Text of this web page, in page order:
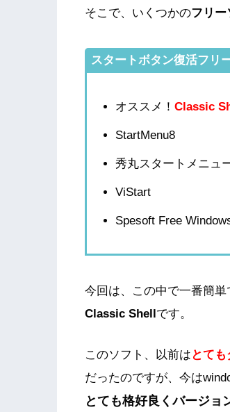
そこで、いくつかのフリー
スタートボタン復活フリ
オススメ！Classic
StartMenu8
秀丸スタートメニュ
ViStart
Spesoft Free
今回は、この中で一番簡単
Classic Shell です。
このソフト、以前は とても
だったのですが、今は
とても格好良くバージョ